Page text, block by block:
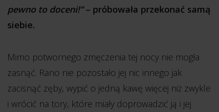
pewno to doceni!”– próbowała przekonać samą
siebie.
Mimo potwornego zmęczenia tej nocy nie mogła
zasnąć. Rano nie pozostało jej nic innego jak
zacisnąć zęby, wypić o jedną kawę więcej niż zwykle
i wrócić na tory, które miały doprowadzić ją i jej